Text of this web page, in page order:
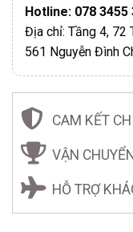
Hotline: 078 3455
Địa chỉ: Tầng 4, 72
561 Nguyễn Đình
CAM KẾT
VẬN
HỖ TRỢ